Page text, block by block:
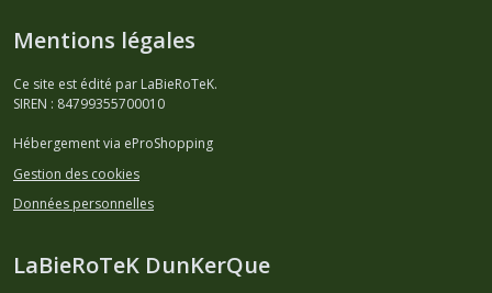
Mentions légales
Ce site est édité par LaBieRoTeK.
SIREN : 84799355700010
Hébergement via eProShopping
Gestion des cookies
Données personnelles
LaBieRoTeK DunKerQue